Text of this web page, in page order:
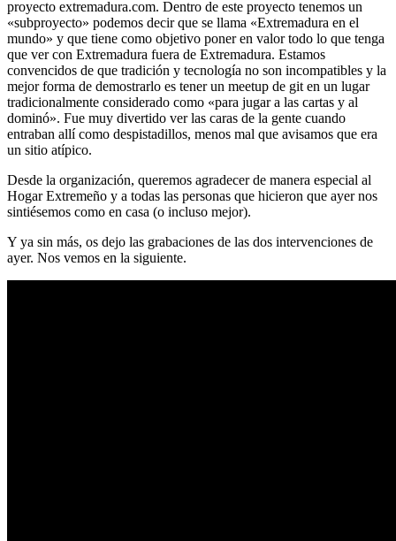
proyecto extremadura.com. Dentro de este proyecto tenemos un
«subproyecto» podemos decir que se llama «Extremadura en el
mundo» y que tiene como objetivo poner en valor todo lo que tenga
que ver con Extremadura fuera de Extremadura. Estamos
convencidos de que tradición y tecnología no son incompatibles y la
mejor forma de demostrarlo es tener un meetup de git en un lugar
tradicionalmente considerado como «para jugar a las cartas y al
dominó». Fue muy divertido ver las caras de la gente cuando
entraban allí como despistadillos, menos mal que avisamos que era
un sitio atípico.
Desde la organización, queremos agradecer de manera especial al
Hogar Extremeño y a todas las personas que hicieron que ayer nos
sintiésemos como en casa (o incluso mejor).
Y ya sin más, os dejo las grabaciones de las dos intervenciones de
ayer. Nos vemos en la siguiente.